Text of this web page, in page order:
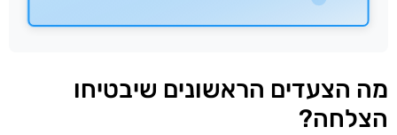
מה הצעדים הראשונים שיבטיחו
הצלחה?